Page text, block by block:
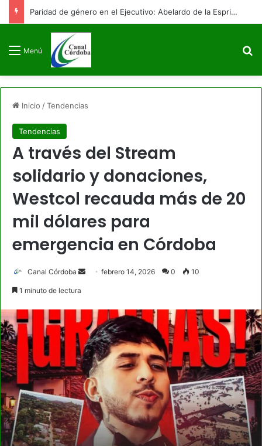
Paridad de género en el Ejecutivo: Abelardo de la Espriella posesiona a su equipo de gobierno con 9 mujeres y 9 hombres
Menú
Inicio /Tendencias
Tendencias
A través del Stream
solidario y donaciones,
Westcol recauda más de 20
mil dólares para
emergencia en Córdoba
Canal Córdoba
Sendfebrero 14, 2026 0 10
1 minuto de lectura